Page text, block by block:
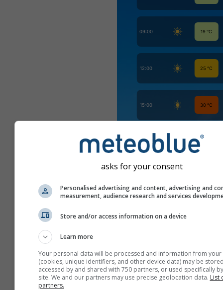
asks for your consent
Personalised advertising and content, advertising and
measurement, audience research and services
Store and/or access information on a device
Learn more
Your personal data will be processed and information from your
(cookies, unique identifiers, and other device data) may be
accessed by and shared with 750 partners, or used specifically
site. We and our partners may use precise geolocation data. List
partners.